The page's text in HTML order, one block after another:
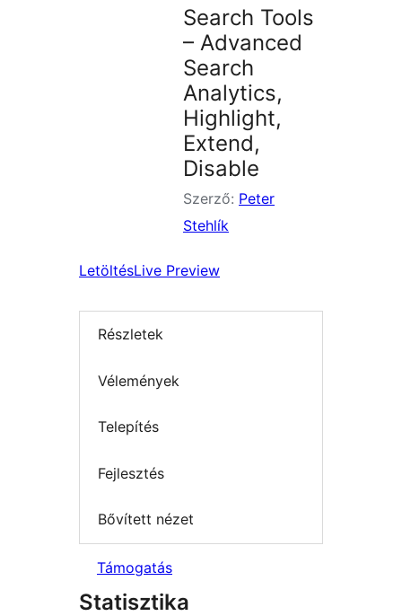
Search Tools
– Advanced
Search
Analytics,
Highlight,
Extend,
Disable
Szerző: Peter
Stehlík
LetöltésLive Preview
Részletek
Vélemények
Telepítés
Fejlesztés
Bővített nézet
Támogatás
Statisztika